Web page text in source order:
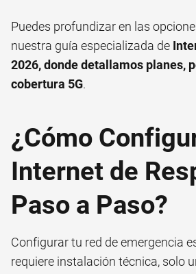
Puedes profundizar en las
nuestra guía especializada de
2026, donde detallamos planes,
cobertura 5G.
¿Cómo
Internet de
Paso a Paso?
Configurar tu red de emergencia
requiere instalación técnica, solo